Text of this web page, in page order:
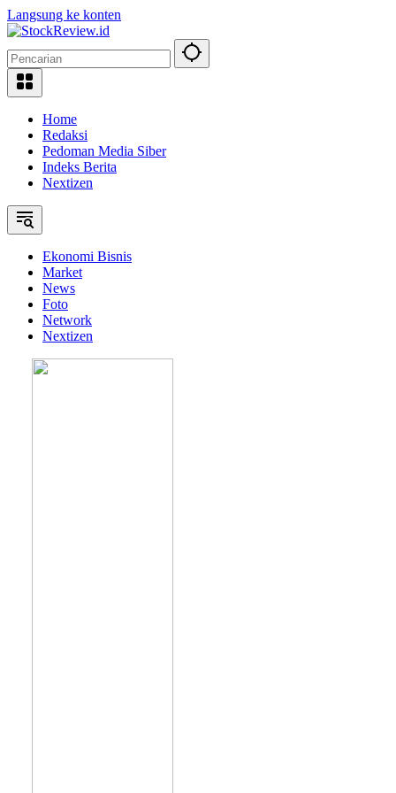
Langsung ke konten
Home
Redaksi
Pedoman Media Siber
Indeks Berita
Nextizen
Ekonomi Bisnis
Market
News
Foto
Network
Nextizen